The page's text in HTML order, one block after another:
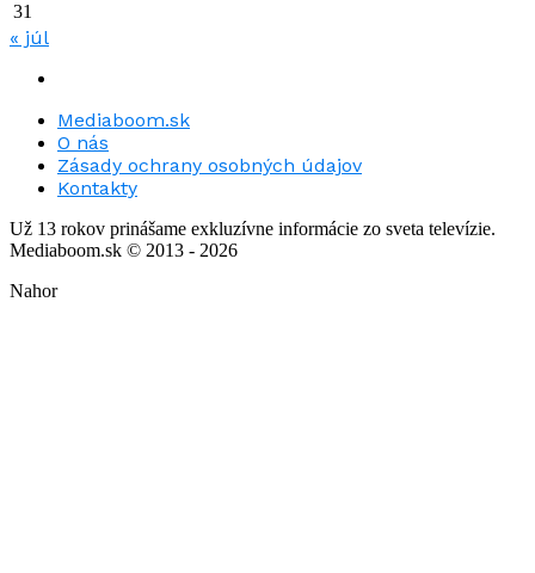
31
« júl
Mediaboom.sk
O nás
Zásady ochrany osobných údajov
Kontakty
Už 13 rokov prinášame exkluzívne informácie zo sveta televízie.
Mediaboom.sk © 2013 - 2026
Nahor